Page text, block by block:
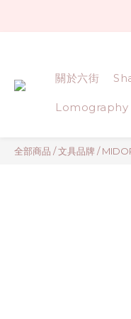
關於六街
Lomography
全部商品 /文具品牌 /